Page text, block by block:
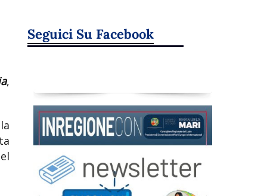
,
Seguici Su Facebook